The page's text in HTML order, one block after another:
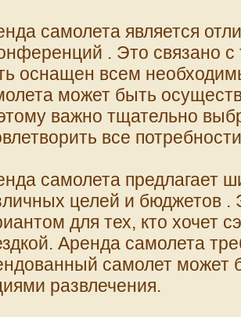
самолета является
. Это связано
оснащен всем
может быть
важно тщательно
все
самолета предлагает
целей и бюджетов .
для тех, кто хочет
Аренда самолета
самолет может
развлечения.